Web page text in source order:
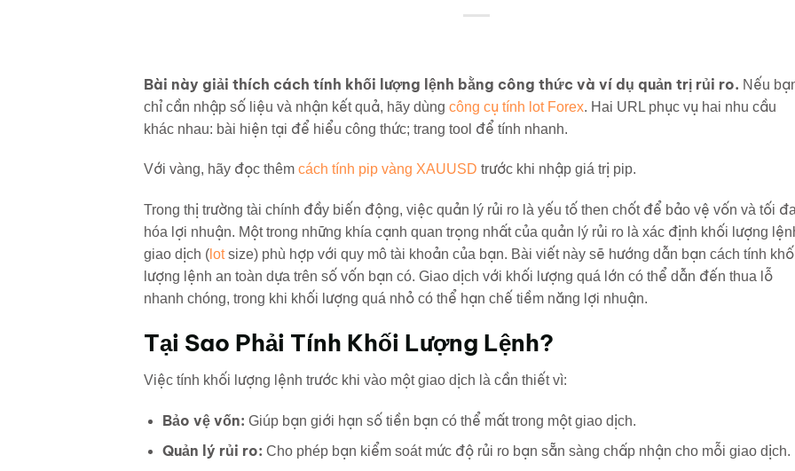
Bài này giải thích cách tính khối lượng lệnh bằng công thức và ví dụ quản trị rủi ro. Nếu
chỉ cần nhập số liệu và nhận kết quả, hãy dùng công cụ tính lot Forex. Hai URL phục vụ hai nhu cầu
khác nhau: bài hiện tại để hiểu công thức; trang tool để tính nhanh.
Với vàng, hãy đọc thêm cách tính pip vàng XAUUSD trước khi nhập giá trị pip.
Trong thị trường tài chính đầy biến động, việc quản lý rủi ro là yếu tố then chốt để bảo vệ vốn và tối đa
hóa lợi nhuận. Một trong những khía cạnh quan trọng nhất của quản lý rủi ro là xác định khối lượng
giao dịch ( lotsize) phù hợp với quy mô tài khoản của bạn. Bài viết này sẽ hướng dẫn bạn cách tính
lượng lệnh an toàn dựa trên số vốn bạn có. Giao dịch với khối lượng quá lớn có thể dẫn đến thua lỗ
nhanh chóng, trong khi khối lượng quá nhỏ có thể hạn chế tiềm năng lợi nhuận.
Tại Sao Phải Tính Khối Lượng Lệnh?
Việc tính khối lượng lệnh trước khi vào một giao dịch là cần thiết vì:
Bảo vệ vốn: Giúp bạn giới hạn số tiền bạn có thể mất trong một giao dịch.
Quản lý rủi ro: Cho phép bạn kiểm soát mức độ rủi ro bạn sẵn sàng chấp nhận cho mỗi giao dịch.